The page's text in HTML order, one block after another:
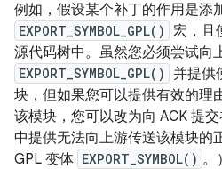
例如，假设某个补丁的作用是添
EXPORT_SYMBOL_GPL() 宏，且
源代码树中。虽然您必须尝试向
EXPORT_SYMBOL_GPL() 并提供
块，但如果您可以提供有效的理
该模块，您可以改为向 ACK 提
中提供无法向上游传送该模块的
GPL 变体 EXPORT_SYMBOL() 。）